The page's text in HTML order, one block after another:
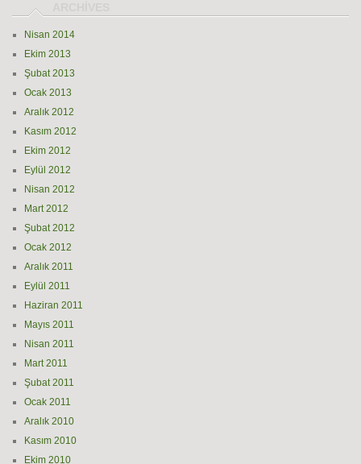
Nisan 2014
Ekim 2013
Şubat 2013
Ocak 2013
Aralık 2012
Kasım 2012
Ekim 2012
Eylül 2012
Nisan 2012
Mart 2012
Şubat 2012
Ocak 2012
Aralık 2011
Eylül 2011
Haziran 2011
Mayıs 2011
Nisan 2011
Mart 2011
Şubat 2011
Ocak 2011
Aralık 2010
Kasım 2010
Ekim 2010